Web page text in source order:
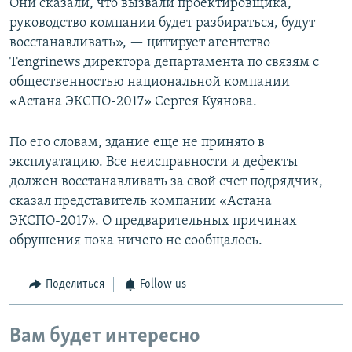
Они сказали, что вызвали проектировщика,
руководство компании будет разбираться, будут
восстанавливать», — цитирует агентство
Tengrinews директора департамента по связям с
общественностью национальной компании
«Астана ЭКСПО-2017» Сергея Куянова.
По его словам, здание еще не принято в
эксплуатацию. Все неисправности и дефекты
должен восстанавливать за свой счет подрядчик,
сказал представитель компании «Астана
ЭКСПО-2017». О предварительных причинах
обрушения пока ничего не сообщалось.
Поделиться Follow us
Вам будет интересно